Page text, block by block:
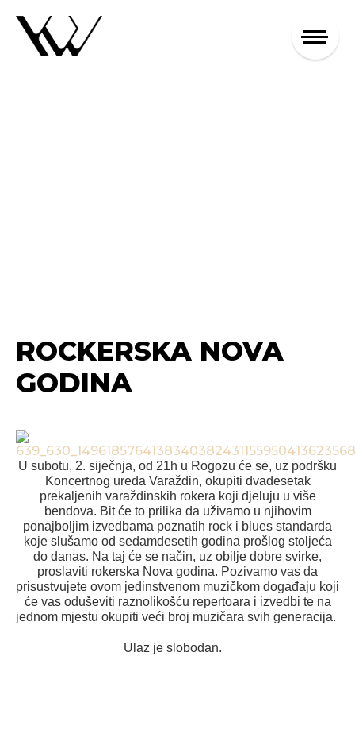
ROCKERSKA NOVA
GODINA
U subotu, 2. siječnja, od 21h u Rogozu će se, uz podršku
Koncertnog ureda Varaždin, okupiti dvadesetak
prekaljenih varaždinskih rokera koji djeluju u više
bendova. Bit će to prilika da uživamo u njihovim
ponajboljim izvedbama poznatih rock i blues standarda
koje slušamo od sedamdesetih godina prošlog stoljeća
do danas. Na taj će se način, uz obilje dobre svirke,
proslaviti rokerska Nova godina. Pozivamo vas da
prisustvujete ovom jedinstvenom muzičkom događaju koji
će vas oduševiti raznolikošću repertoara i izvedbi te na
jednom mjestu okupiti veći broj muzičara svih generacija.
Ulaz je slobodan.